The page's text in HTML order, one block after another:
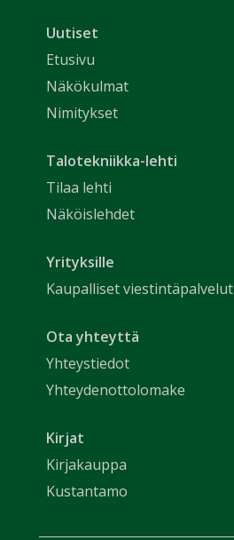
Uutiset
Etusivu
Näkökulmat
Nimitykset
Talotekniikka-lehti
Tilaa lehti
Näköislehdet
Yrityksille
Kaupalliset viestintäpalvelut
Ota yhteyttä
Yhteystiedot
Yhteydenottolomake
Kirjat
Kirjakauppa
Kustantamo